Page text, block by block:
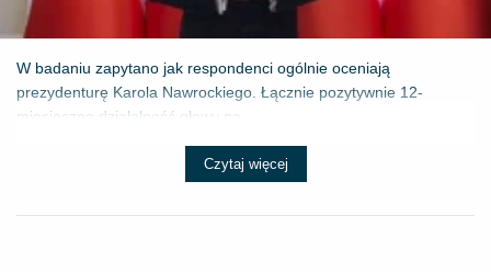
W badaniu zapytano jak respondenci ogólnie oceniają
prezydenturę Karola Nawrockiego. Łącznie pozytywnie 12-
miesięczną działalność głowy pa...
Czytaj więcej